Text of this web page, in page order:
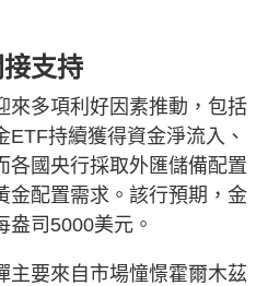
支持
來多項利好因素推動，包括
持續獲得資金淨流入、
各國央行採取外匯儲備配置
金配置需求。該行預期，金
盎司5000美元。
主要來自市場憧憬霍爾木茲